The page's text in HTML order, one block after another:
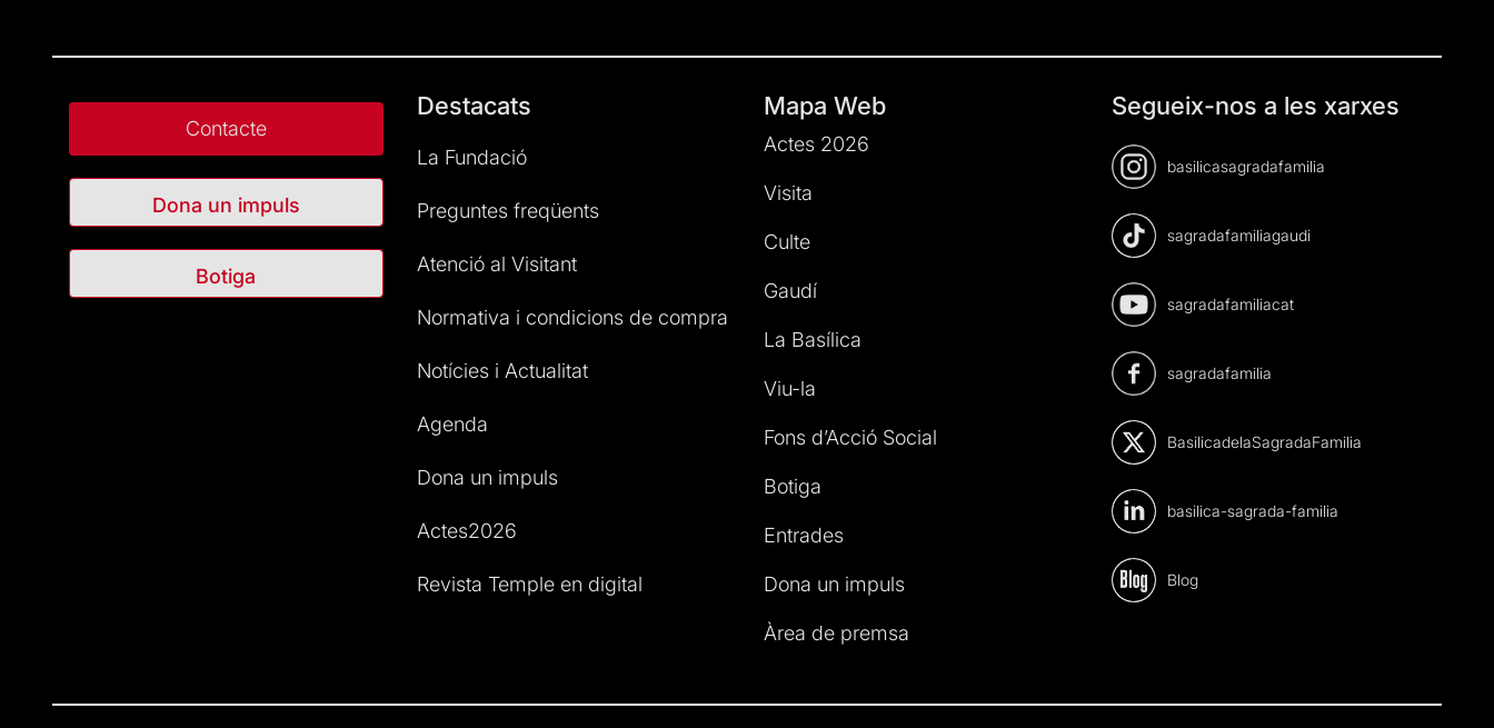
Contacte
Dona un impuls
Botiga
Destacats
La Fundació
Preguntes freqüents
Atenció al Visitant
Normativa i condicions de compra
Notícies i Actualitat
Agenda
Dona un impuls
Actes2026
Revista Temple en digital
Mapa Web
Actes 2026
Visita
Culte
Gaudí
La Basílica
Viu-la
Fons d’Acció Social
Botiga
Entrades
Dona un impuls
Àrea de premsa
Segueix-nos a les xarxes
basilicasagradafamilia
sagradafamiliagaudi
sagradafamiliacat
sagradafamilia
BasilicadelaSagradaFamilia
basilica-sagrada-familia
Blog